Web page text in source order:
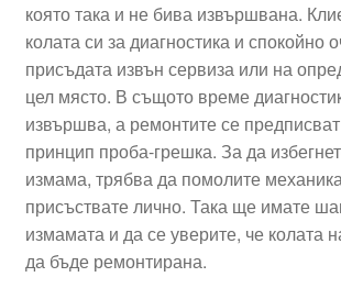
която така и не бива извършвана.
колата си за диагностика и спокойно
присъдата извън сервиза или на
цел място. В същото време
извършва, а ремонтите се
принцип проба-грешка. За да
измама, трябва да помолите
присъствате лично. Така ще имате
измамата и да се уверите, че колата
да бъде ремонтирана.